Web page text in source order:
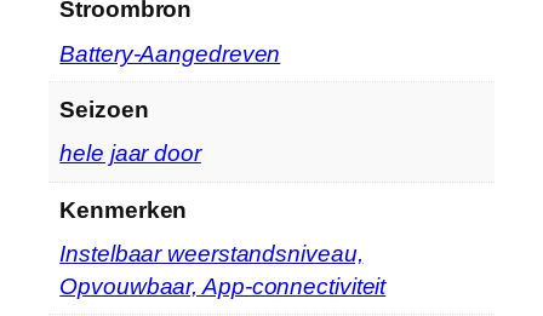
Stroombron
‎Battery-Aangedreven
Seizoen
‎hele jaar door
Kenmerken
‎Instelbaar weerstandsniveau,
Opvouwbaar, App-connectiviteit